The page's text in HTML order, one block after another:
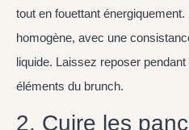
tout en fouettant
homogène, avec une
liquide. Laissez reposer
éléments du brunch.
2. Cuire les